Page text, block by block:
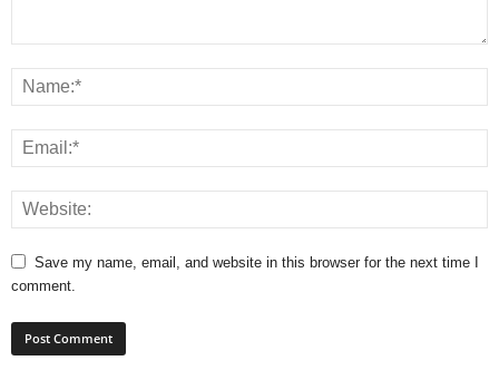
Save my name, email, and website in this browser for the next time I
comment.